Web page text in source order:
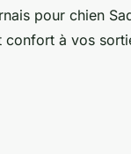
pour chien
confort à vos